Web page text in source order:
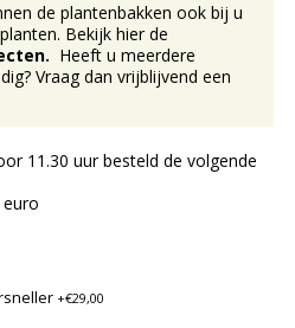
de plantenbakken ook bij u
Bekijk hier de
Heeft u meerdere
Vraag dan vrijblijvend een
11.30 uur besteld de volgende
+€29,00